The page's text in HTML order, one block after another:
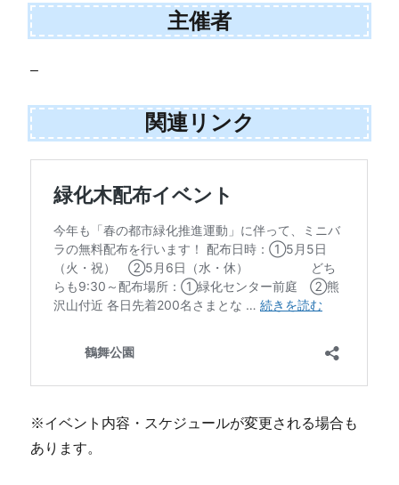
主催者
–
関連リンク
※イベント内容・スケジュールが変更される場合も
あります。